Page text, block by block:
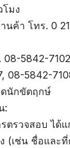
มง
นค้า โทร. 0
08-5842-
08-5842-
ดนักขัตฤกษ์
:
ตรวจสอบ ได้
(เช่น ชื่อและ